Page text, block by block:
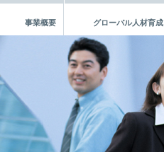
事業概要 グローバル人材育成